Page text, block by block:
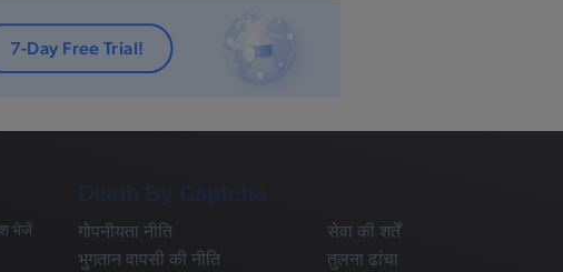
भेजें: गोपनीयता नीति
सेवा की शर्तें
भुगतान वापसी की नीति
तुलना ढांचा